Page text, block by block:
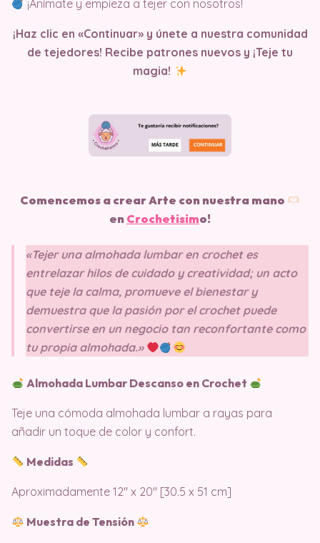
¡Anímate y empieza a tejer con nosotros!
¡Haz clic en «Continuar» y únete a nuestra comunidad
de tejedores! Recibe patrones nuevos y ¡Teje tu
magia!
Comencemos a crear Arte con nuestra mano
en Crochetisimo!
«Tejer una almohada lumbar en crochet es
entrelazar hilos de cuidado y creatividad; un acto
que teje la calma, promueve el bienestar y
demuestra que la pasión por el crochet puede
convertirse en un negocio tan reconfortante como
tu propia almohada.»
Almohada Lumbar Descanso en Crochet
Teje una cómoda almohada lumbar a rayas para
añadir un toque de color y confort.
Medidas
Aproximadamente 12″ x 20″ [30.5 x 51 cm]
Muestra de Tensión